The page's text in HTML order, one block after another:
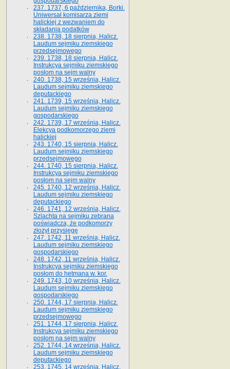
237. 1737, 6 października, Borki.
Uniwersał komisarza ziemi
halickiej z wezwaniem do
składania podatków
238. 1738, 18 sierpnia, Halicz.
Laudum sejmiku ziemskiego
przedsejmowego
239. 1738, 18 sierpnia, Halicz.
Instrukcya sejmiku ziemskiego
posłom na sejm walny
240. 1738, 15 września, Halicz.
Laudum sejmiku ziemskiego
deputackiego
241. 1739, 15 września, Halicz.
Laudum sejmiku ziemskiego
gospodarskiego
242. 1739, 17 września, Halicz.
Elekcya podkomorzego ziemi
halickiej
243. 1740, 15 sierpnia, Halicz.
Laudum sejmiku ziemskiego
przedsejmowego
244. 1740, 15 sierpnia, Halicz.
Instrukcya sejmiku ziemskiego
posłom na sejm walny
245. 1740, 12 września, Halicz.
Laudum sejmiku ziemskiego
deputackiego
246. 1741, 12 września, Halicz.
Szlachta na sejmiku zebrana
poświadcza, że podkomorzy
złożył przysięgę
247. 1742, 11 września, Halicz.
Laudum sejmiku ziemskiego
gospodarskiego
248. 1742, 11 września, Halicz.
Instrukcya sejmiku ziemskiego
posłom do hetmana w. kor.
249. 1743, 10 września, Halicz.
Laudum sejmiku ziemskiego
gospodarskiego
250. 1744, 17 sierpnia, Halicz.
Laudum sejmiku ziemskiego
przedsejmowego
251. 1744, 17 sierpnia, Halicz.
Instrukcya sejmiku ziemskiego
posłom na sejm walny
252. 1744, 14 września, Halicz.
Laudum sejmiku ziemskiego
deputackiego
253. 1745, 14 września, Halicz.